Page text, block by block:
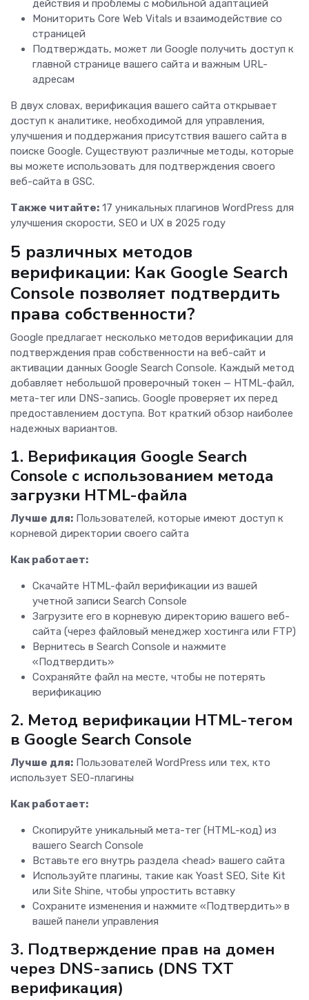
действия и проблемы с мобильной адаптацией
Мониторить Core Web Vitals и взаимодействие со
страницей
Подтверждать, может ли Google получить доступ к
главной странице вашего сайта и важным URL-
адресам
В двух словах, верификация вашего сайта открывает
доступ к аналитике, необходимой для управления,
улучшения и поддержания присутствия вашего сайта в
поиске Google. Существуют различные методы, которые
вы можете использовать для подтверждения своего
веб-сайта в GSC.
Также читайте: 17 уникальных плагинов WordPress для
улучшения скорости, SEO и UX в 2025 году
5 различных методов
верификации: Как Google Search
Console позволяет подтвердить
права собственности?
Google предлагает несколько методов верификации для
подтверждения прав собственности на веб-сайт и
активации данных Google Search Console. Каждый метод
добавляет небольшой проверочный токен — HTML-файл,
мета-тег или DNS-запись. Google проверяет их перед
предоставлением доступа. Вот краткий обзор наиболее
надежных вариантов.
1. Верификация Google Search
Console с использованием метода
загрузки HTML-файла
Лучше для: Пользователей, которые имеют доступ к
корневой директории своего сайта
Как работает:
Скачайте HTML-файл верификации из вашей
учетной записи Search Console
Загрузите его в корневую директорию вашего веб-
сайта (через файловый менеджер хостинга или FTP)
Вернитесь в Search Console и нажмите
«Подтвердить»
Сохраняйте файл на месте, чтобы не потерять
верификацию
2. Метод верификации HTML-тегом
в Google Search Console
Лучше для: Пользователей WordPress или тех, кто
использует SEO-плагины
Как работает:
Скопируйте уникальный мета-тег (HTML-код) из
вашего Search Console
Вставьте его внутрь раздела <head> вашего сайта
Используйте плагины, такие как Yoast SEO, Site Kit
или Site Shine, чтобы упростить вставку
Сохраните изменения и нажмите «Подтвердить» в
вашей панели управления
3. Подтверждение прав на домен
через DNS-запись (DNS TXT
верификация)